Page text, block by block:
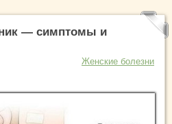
— симптомы и
Женские болезни